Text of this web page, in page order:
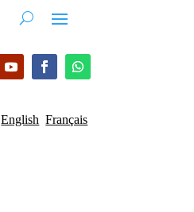
English Français